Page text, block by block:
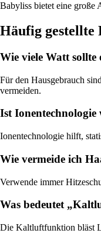
Babyliss bietet eine große
Häufig gestellte
Wie viele Watt
Für den Hausgebrauch
vermeiden.
Ist
Ionentechnologie hilft,
Wie vermeide ich
Verwende immer
Was bedeutet
Die Kaltluftfunktion bläst